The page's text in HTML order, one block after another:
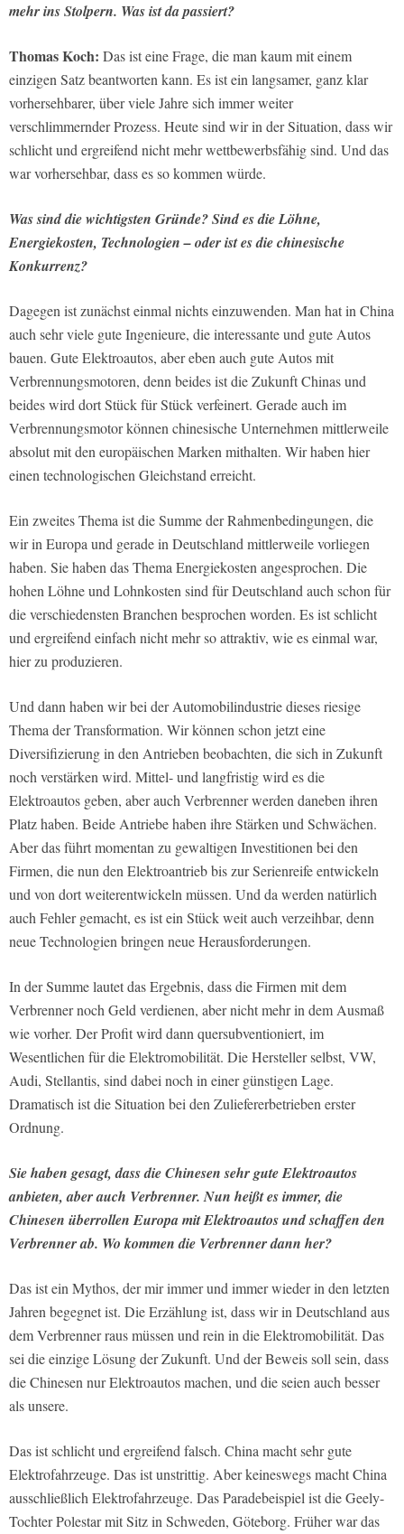
mehr ins Stolpern. Was ist da passiert?
Thomas Koch: Das ist eine Frage, die man kaum mit einem
einzigen Satz beantworten kann. Es ist ein langsamer, ganz klar
vorhersehbarer, über viele Jahre sich immer weiter
verschlimmernder Prozess. Heute sind wir in der Situation, dass wir
schlicht und ergreifend nicht mehr wettbewerbsfähig sind. Und das
war vorhersehbar, dass es so kommen würde.
Was sind die wichtigsten Gründe? Sind es die Löhne,
Energiekosten, Technologien – oder ist es die chinesische
Konkurrenz?
Dagegen ist zunächst einmal nichts einzuwenden. Man hat in China
auch sehr viele gute Ingenieure, die interessante und gute Autos
bauen. Gute Elektroautos, aber eben auch gute Autos mit
Verbrennungsmotoren, denn beides ist die Zukunft Chinas und
beides wird dort Stück für Stück verfeinert. Gerade auch im
Verbrennungsmotor können chinesische Unternehmen mittlerweile
absolut mit den europäischen Marken mithalten. Wir haben hier
einen technologischen Gleichstand erreicht.
Ein zweites Thema ist die Summe der Rahmenbedingungen, die
wir in Europa und gerade in Deutschland mittlerweile vorliegen
haben. Sie haben das Thema Energiekosten angesprochen. Die
hohen Löhne und Lohnkosten sind für Deutschland auch schon für
die verschiedensten Branchen besprochen worden. Es ist schlicht
und ergreifend einfach nicht mehr so attraktiv, wie es einmal war,
hier zu produzieren.
Und dann haben wir bei der Automobilindustrie dieses riesige
Thema der Transformation. Wir können schon jetzt eine
Diversifizierung in den Antrieben beobachten, die sich in Zukunft
noch verstärken wird. Mittel- und langfristig wird es die
Elektroautos geben, aber auch Verbrenner werden daneben ihren
Platz haben. Beide Antriebe haben ihre Stärken und Schwächen.
Aber das führt momentan zu gewaltigen Investitionen bei den
Firmen, die nun den Elektroantrieb bis zur Serienreife entwickeln
und von dort weiterentwickeln müssen. Und da werden natürlich
auch Fehler gemacht, es ist ein Stück weit auch verzeihbar, denn
neue Technologien bringen neue Herausforderungen.
In der Summe lautet das Ergebnis, dass die Firmen mit dem
Verbrenner noch Geld verdienen, aber nicht mehr in dem Ausmaß
wie vorher. Der Profit wird dann quersubventioniert, im
Wesentlichen für die Elektromobilität. Die Hersteller selbst, VW,
Audi, Stellantis, sind dabei noch in einer günstigen Lage.
Dramatisch ist die Situation bei den Zuliefererbetrieben erster
Ordnung.
Sie haben gesagt, dass die Chinesen sehr gute Elektroautos
anbieten, aber auch Verbrenner. Nun heißt es immer, die
Chinesen überrollen Europa mit Elektroautos und schaffen den
Verbrenner ab. Wo kommen die Verbrenner dann her?
Das ist ein Mythos, der mir immer und immer wieder in den letzten
Jahren begegnet ist. Die Erzählung ist, dass wir in Deutschland aus
dem Verbrenner raus müssen und rein in die Elektromobilität. Das
sei die einzige Lösung der Zukunft. Und der Beweis soll sein, dass
die Chinesen nur Elektroautos machen, und die seien auch besser
als unsere.
Das ist schlicht und ergreifend falsch. China macht sehr gute
Elektrofahrzeuge. Das ist unstrittig. Aber keineswegs macht China
ausschließlich Elektrofahrzeuge. Das Paradebeispiel ist die Geely-
Tochter Polestar mit Sitz in Schweden, Göteborg. Früher war das